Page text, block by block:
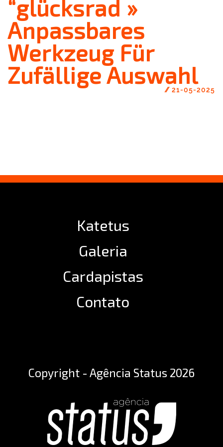
“glücksrad »
Anpassbares
Werkzeug Für
Zufällige Auswahl
// 21-05-2025
Katetus
Galeria
Cardapistas
Contato
Copyright - Agência Status 2026